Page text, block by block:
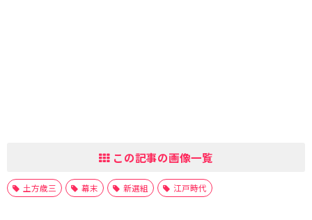
この記事の画像一覧
土方歳三 幕末 新選組 江戸時代